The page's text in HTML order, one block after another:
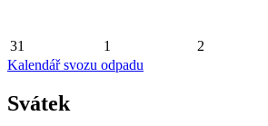
31 1 2
Kalendář svozu odpadu
Svátek